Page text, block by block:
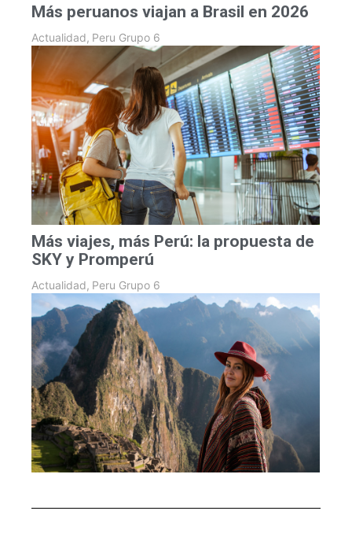
Más peruanos viajan a Brasil en 2026
Actualidad, Peru Grupo 6
Más viajes, más Perú: la propuesta de
SKY y Promperú
Actualidad, Peru Grupo 6